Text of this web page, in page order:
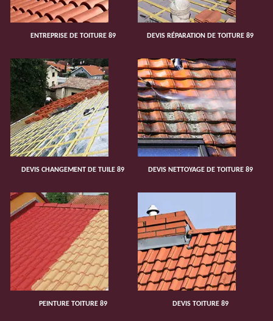
ENTREPRISE DE TOITURE 89 DEVIS RÉPARATION DE TOITURE 89
DEVIS CHANGEMENT DE TUILE 89 DEVIS NETTOYAGE DE TOITURE 89
PEINTURE TOITURE 89 DEVIS TOITURE 89